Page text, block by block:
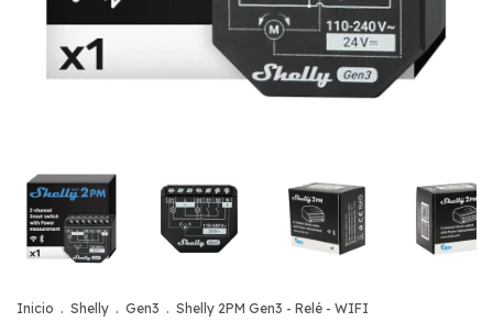
Inicio . Shelly . Gen3 . Shelly 2PM Gen3 - Relé - WIFI